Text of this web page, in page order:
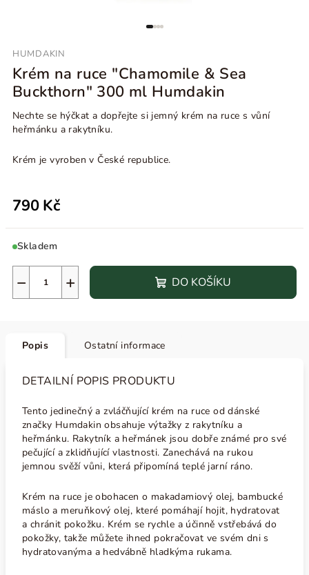
HUMDAKIN
Krém na ruce "Chamomile & Sea
Buckthorn" 300 ml Humdakin
Nechte se hýčkat a dopřejte si jemný krém na ruce s vůní
heřmánku a rakytníku.
Krém je vyroben v České republice.
790 Kč
Skladem
+
− DO KOŠÍKU
Popis Ostatní informace
DETAILNÍ POPIS PRODUKTU
Tento jedinečný a zvláčňující krém na ruce od dánské
značky Humdakin obsahuje výtažky z rakytníku a
heřmánku. Rakytník a heřmánek jsou dobře známé pro své
pečující a zklidňující vlastnosti. Zanechává na rukou
jemnou svěží vůni, která připomíná teplé jarní ráno.
Krém na ruce je obohacen o makadamiový olej, bambucké
máslo a meruňkový olej, které pomáhají hojit, hydratovat
a chránit pokožku. Krém se rychle a účinně vstřebává do
pokožky, takže můžete ihned pokračovat ve svém dni s
hydratovanýma a hedvábně hladkýma rukama.